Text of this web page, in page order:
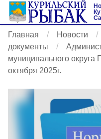
Главная Новости
документы
муниципального округа
октября 2025г.